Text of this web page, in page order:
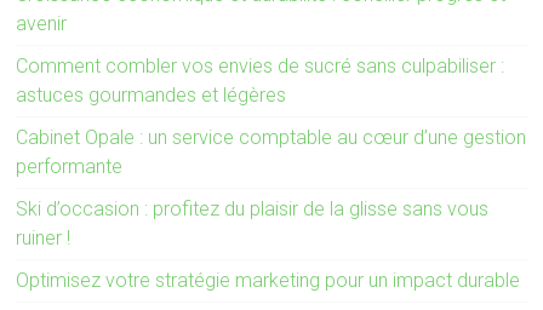
avenir
Comment combler vos envies de sucré sans culpabiliser :
astuces gourmandes et légères
Cabinet Opale : un service comptable au cœur d’une gestion
performante
Ski d’occasion : profitez du plaisir de la glisse sans vous
ruiner !
Optimisez votre stratégie marketing pour un impact durable